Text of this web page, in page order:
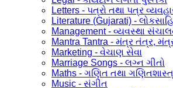
Letters - પત્રો તથા પત્ર
Literature (Gujarati) -
Management - વ્યવસ્થા
Mantra Tantra - મંત્ર તંત્ર,
Marketing - વેચાણ સેવા
Marriage Songs - લગ્ન ગીતો
Maths - ગણિત તથા
Music - સંગીત